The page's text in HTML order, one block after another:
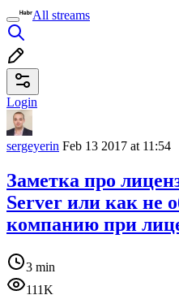
All streams
Login
sergeyerin Feb 13 2017 at 11:54
Заметка про
Server или как не
компанию при
3 min
111K